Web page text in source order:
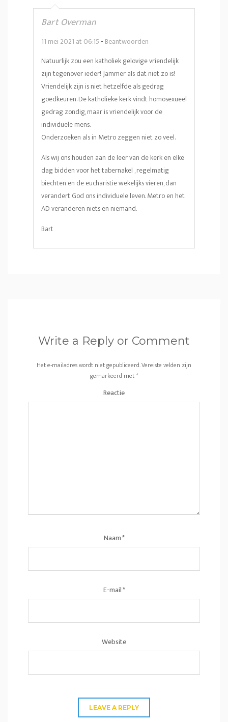
Bart Overman
11 mei 2021 at 06:15 - Beantwoorden
Natuurlijk zou een katholiek gelovige vriendelijk
zijn tegenover ieder! Jammer als dat niet zo is!
Vriendelijk zijn is niet hetzelfde als gedrag
goedkeuren. De katholieke kerk vindt homosexueel
gedrag zondig, maar is vriendelijk voor de
individuele mens.
Onderzoeken als in Metro zeggen niet zo veel.
Als wij ons houden aan de leer van de kerk en elke
dag bidden voor het tabernakel , regelmatig
biechten en de eucharistie wekelijks vieren, dan
verandert God ons individuele leven. Metro en het
AD veranderen niets en niemand.
Bart
Write a Reply or Comment
Het e-mailadres wordt niet gepubliceerd.Vereiste velden zijn
gemarkeerd met*
Reactie
Naam*
E-mail*
Website